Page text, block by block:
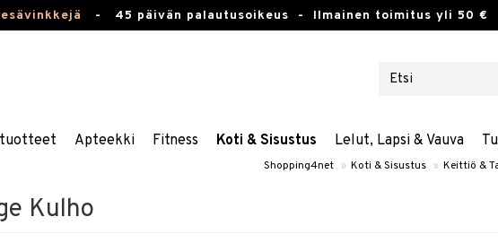
- 45 päivän palautusoikeus - Ilmainen toimitus yli 50 €
Apteekki Fitness Koti & Sisustus Lelut, Lapsi & Vauva
Shopping4net » Koti & Sisustus » Keittiö &
Kulho